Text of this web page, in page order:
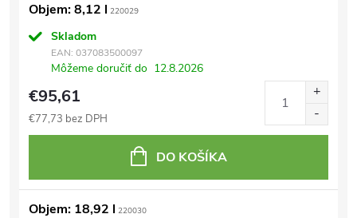
Objem: 8,12 l 220029
Skladom
EAN: 037083500097
Môžeme doručiť do 12.8.2026
€95,61
€77,73 bez DPH
DO KOŠÍKA
Objem: 18,92 l 220030